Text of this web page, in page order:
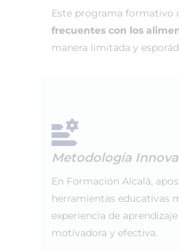
Este programa formativo
frecuentes con los
manera limitada y
Metodología
En Formación Alcalá,
herramientas educativas
experiencia de
motivadora y efectiva.